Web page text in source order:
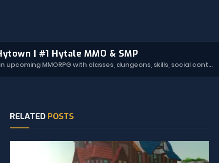
| #1 Hytale MMO & SMP
Hytown is an upcoming MMORPG with classes, dungeons, skills, social content, and more.
RELATED POSTS